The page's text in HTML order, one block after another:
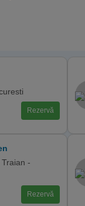
Rezervă
-
Rezervă